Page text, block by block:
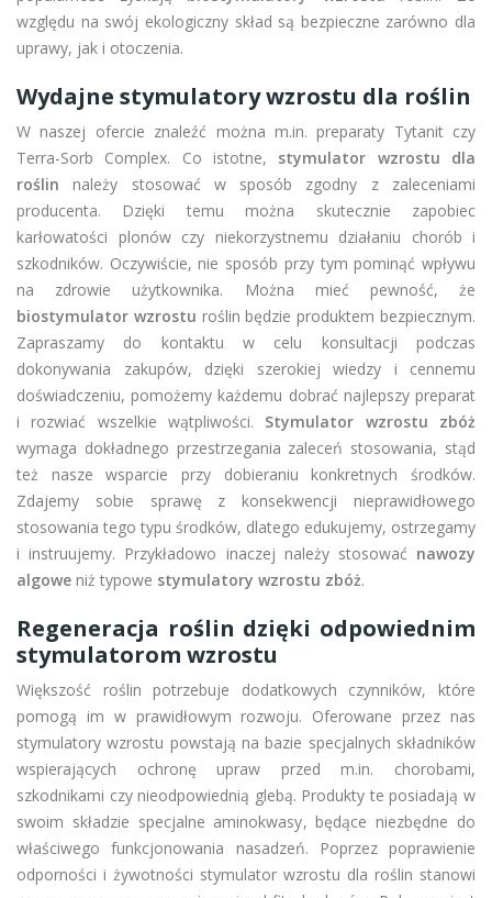
względu na swój ekologiczny skład są bezpieczne zarówno dla
uprawy, jak i otoczenia.
Wydajne stymulatory wzrostu dla roślin
W naszej ofercie znaleźć można m.in. preparaty Tytanit czy
Terra-Sorb Complex. Co istotne, stymulator wzrostu dla
roślin należy stosować w sposób zgodny z zaleceniami
producenta. Dzięki temu można skutecznie zapobiec
karłowatości plonów czy niekorzystnemu działaniu chorób i
szkodników. Oczywiście, nie sposób przy tym pominąć wpływu
na zdrowie użytkownika. Można mieć pewność, że
biostymulator wzrostu roślin będzie produktem bezpiecznym.
Zapraszamy do kontaktu w celu konsultacji podczas
dokonywania zakupów, dzięki szerokiej wiedzy i cennemu
doświadczeniu, pomożemy każdemu dobrać najlepszy preparat
i rozwiać wszelkie wątpliwości. Stymulator wzrostu zbóż
wymaga dokładnego przestrzegania zaleceń stosowania, stąd
też nasze wsparcie przy dobieraniu konkretnych środków.
Zdajemy sobie sprawę z konsekwencji nieprawidłowego
stosowania tego typu środków, dlatego edukujemy, ostrzegamy
i instruujemy. Przykładowo inaczej należy stosować nawozy
algowe niż typowe stymulatory wzrostu zbóż.
Regeneracja roślin dzięki odpowiednim
stymulatorom wzrostu
Większość roślin potrzebuje dodatkowych czynników, które
pomogą im w prawidłowym rozwoju. Oferowane przez nas
stymulatory wzrostu powstają na bazie specjalnych składników
wspierających ochronę upraw przed m.in. chorobami,
szkodnikami czy nieodpowiednią glebą. Produkty te posiadają w
swoim składzie specjalne aminokwasy, będące niezbędne do
właściwego funkcjonowania nasadzeń. Poprzez poprawienie
odporności i żywotności stymulator wzrostu dla roślin stanowi